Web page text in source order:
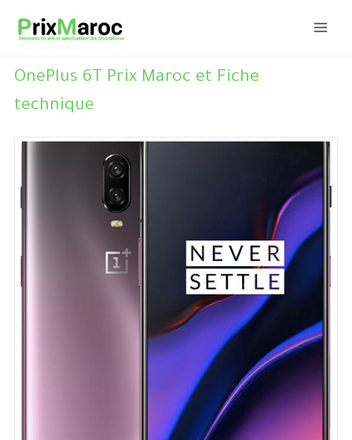
OnePlus 6T Prix Maroc et Fiche
technique